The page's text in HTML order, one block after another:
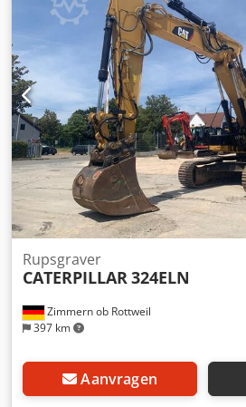
Zimmern ob Rottweil
397 km
Rupsgraver
CATERPILLAR324ELN
Aanvragen